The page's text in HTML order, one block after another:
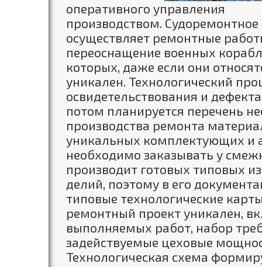
оперативного управления
производством.
осуществляет ремонтные
переоснащение военных
которых, даже если они
уникален. Технологический
освидетельствования и
потом планируется перечень
производства ремонта
уникальных комплектующих и
необходимо заказывать у
производит готовых типовых
делий, поэтому в его
типовые технологические
ремонтный проект уникален,
выполняемых работ, набор
задействуемые цеховые
Технологическая схема